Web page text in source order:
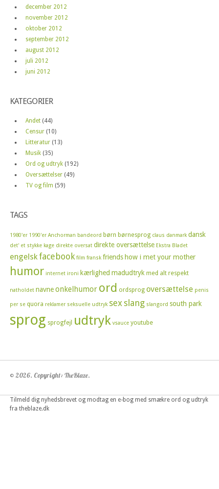
december 2012
november 2012
oktober 2012
september 2012
august 2012
juli 2012
juni 2012
KATEGORIER
Andet (44)
Censur (10)
Litteratur (13)
Musik (35)
Ord og udtryk (192)
Oversættelser (49)
TV og film (59)
TAGS
1980'er 1990'er Anchorman bandeord børn børnesprog claus danmark dansk
det' et stykke kage direkte oversat direkte oversættelse Ekstra Bladet
engelskfacebook film fransk friends how i met your mother
humor internet ironi kærlighed madudtryk med alt respekt
natholdet navneonkelhumor ord ordsprog oversættelse penis
per se quora reklamer seksuelle udtryk sexslang slangord south park
sprog sprogfejl udtryk vsauce youtube
© 2026. Copyright: TheBlaze.
Tilmeld dig nyhedsbrevet og modtag en e-bog med smækre ord og udtryk
fra theblaze.dk